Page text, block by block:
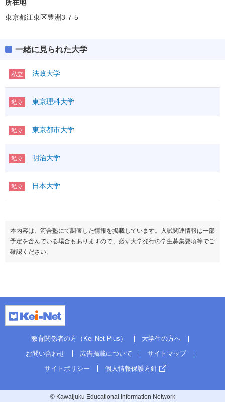
建築学部
所在地
東京都江東区豊洲3-7-5
一緒に見られた大学
私立 法政大学
私立 東京理科大学
私立 東京都市大学
私立 明治大学
私立 日本大学
本内容は、河合塾にて調査した情報を掲載しています。入試関連情報は一部
予定を含んでいる場合もありますので、必ず大学発行の学生募集要項等でご
確認ください。
教育関係者の方（Kei-Net Plus）
大学生の方へ
お問い合わせ
広告掲載について
サイトマップ
サイトポリシー
個人情報保護方針
© Kawaijuku Educational Information Network